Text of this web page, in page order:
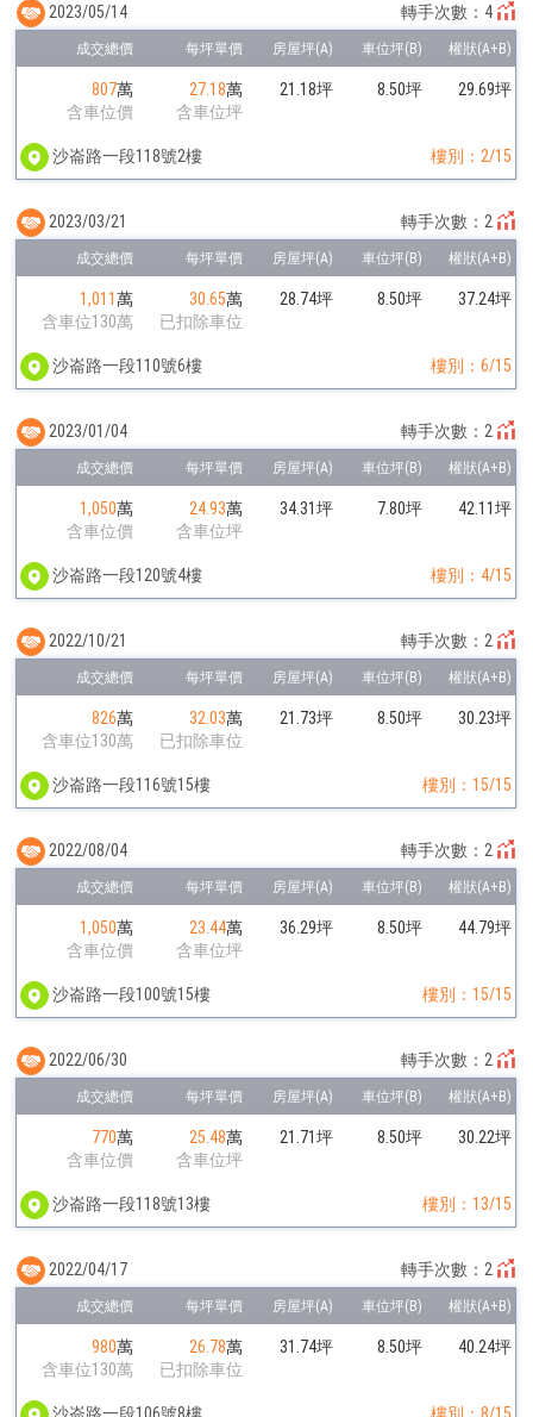
807萬
含車位價
27.18萬
含車位坪
21.18坪 8.50坪 29.69坪
沙崙路一段118號2樓 樓別：2/15
2023/05/14 轉手次數：4
1,011萬
含車位130萬
30.65萬
已扣除車位
28.74坪 8.50坪 37.24坪
沙崙路一段110號6樓 樓別：6/15
2023/03/21 轉手次數：2
1,050萬
含車位價
24.93萬
含車位坪
34.31坪 7.80坪 42.11坪
沙崙路一段120號4樓 樓別：4/15
2023/01/04 轉手次數：2
826萬
含車位130萬
32.03萬
已扣除車位
21.73坪 8.50坪 30.23坪
沙崙路一段116號15樓 樓別：15/15
2022/10/21 轉手次數：2
1,050萬
含車位價
23.44萬
含車位坪
36.29坪 8.50坪 44.79坪
沙崙路一段100號15樓 樓別：15/15
2022/08/04 轉手次數：2
770萬
含車位價
25.48萬
含車位坪
21.71坪 8.50坪 30.22坪
沙崙路一段118號13樓 樓別：13/15
2022/06/30 轉手次數：2
980萬
含車位130萬
26.78萬
已扣除車位
31.74坪 8.50坪 40.24坪
沙崙路一段106號8樓
2022/04/17 轉手次數：2